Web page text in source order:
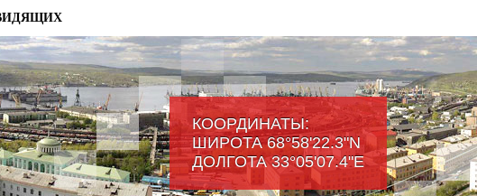
КООРДИНАТЫ:
ШИРОТА 68°58'22.3"N
ДОЛГОТА 33°05'07.4"Е